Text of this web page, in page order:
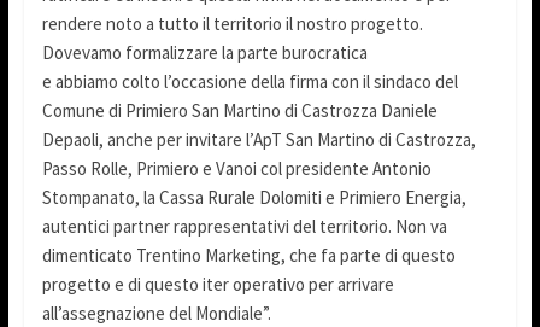
rendere noto a tutto il territorio il nostro progetto.
Dovevamo formalizzare la parte burocratica
e abbiamo colto l’occasione della firma con il sindaco del
Comune di Primiero San Martino di Castrozza Daniele
Depaoli, anche per invitare l’ApT San Martino di Castrozza,
Passo Rolle, Primiero e Vanoi col presidente Antonio
Stompanato, la Cassa Rurale Dolomiti e Primiero Energia,
autentici partner rappresentativi del territorio. Non va
dimenticato Trentino Marketing, che fa parte di questo
progetto e di questo iter operativo per arrivare
all’assegnazione del Mondiale”.